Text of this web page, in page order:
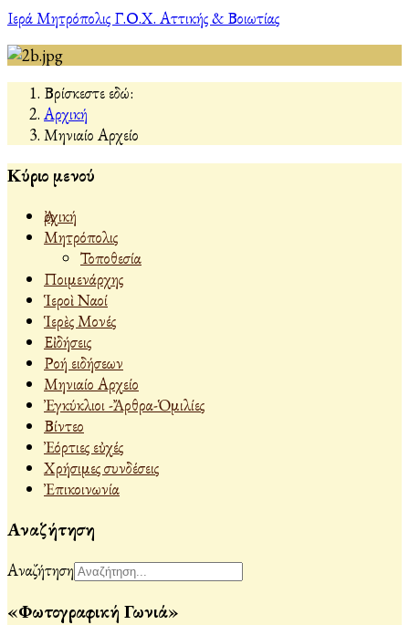
Ιερά Μητρόπολις Γ.Ο.Χ. Αττικής & Βοιωτίας
Βρίσκεστε εδώ:
Αρχική
Μηνιαίο Αρχείο
Κύριο μενού
Ἀρχική
Μητρόπολις
Τοποθεσία
Ποιμενάρχης
Ἱεροὶ Ναοί
Ἱερὲς Μονές
Εἰδήσεις
Ροή ειδήσεων
Μηνιαίο Αρχείο
Ἐγκύκλιοι -Ἄρθρα-Ὁμιλίες
Βίντεο
Ἐόρτιες εὐχές
Χρήσιμες συνδέσεις
Ἐπικοινωνία
Αναζήτηση
Αναζήτηση
«Φωτογραφική Γωνιά»